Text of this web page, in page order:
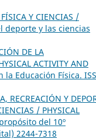
Y CIENCIAS /
deporte y las ciencias
DE LA
ACTIVITY AND
Educación Física.
RECREACIÓN Y
/ PHYSICAL
del 10º
2244-7318